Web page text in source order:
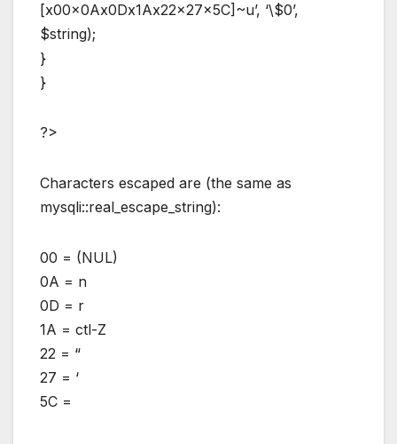
[x00x0Ax0Dx1Ax22x27x5C]~u’, ‘\$0’,
$string);
}
}
?>
Characters escaped are (the same as
mysqli::real_escape_string):
00 = (NUL)
0A = n
0D = r
1A = ctl-Z
22 = “
27 = ‘
5C =